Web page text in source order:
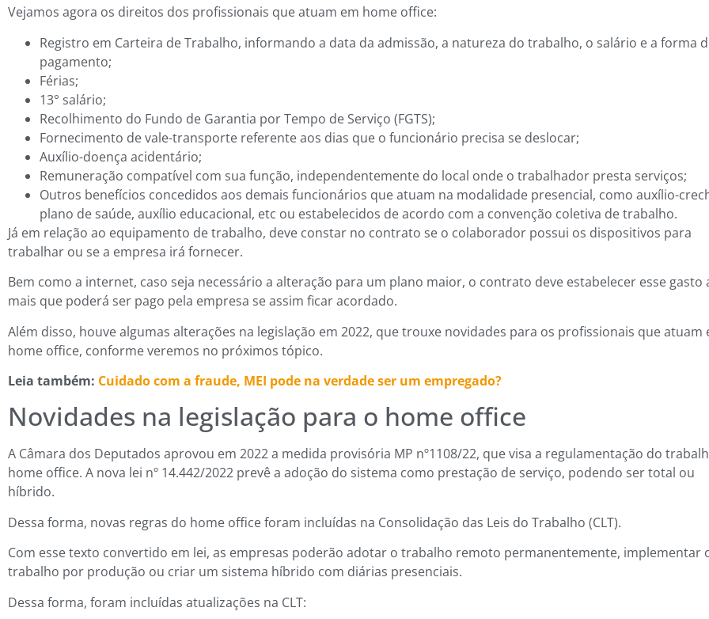
Vejamos agora os direitos dos profissionais que atuam em home office:
Registro em Carteira de Trabalho, informando a data da admissão, a natureza do trabalho, o salário e a forma
pagamento;
Férias;
13° salário;
Recolhimento do Fundo de Garantia por Tempo de Serviço (FGTS);
Fornecimento de vale-transporte referente aos dias que o funcionário precisa se deslocar;
Auxílio-doença acidentário;
Remuneração compatível com sua função, independentemente do local onde o trabalhador presta serviços;
Outros benefícios concedidos aos demais funcionários que atuam na modalidade presencial, como auxílio-
plano de saúde, auxílio educacional, etc ou estabelecidos de acordo com a convenção coletiva de trabalho.
Já em relação ao equipamento de trabalho, deve constar no contrato se o colaborador possui os dispositivos para
trabalhar ou se a empresa irá fornecer.
Bem como a internet, caso seja necessário a alteração para um plano maior, o contrato deve estabelecer esse gasto
mais que poderá ser pago pela empresa se assim ficar acordado.
Além disso, houve algumas alterações na legislação em 2022, que trouxe novidades para os profissionais que atuam
home office, conforme veremos no próximos tópico.
Leia também: Cuidado com a fraude, MEI pode na verdade ser um empregado?
Novidades na legislação para o home office
A Câmara dos Deputados aprovou em 2022 a medida provisória MP nº1108/22, que visa a regulamentação do
home office. A nova lei nº 14.442/2022 prevê a adoção do sistema como prestação de serviço, podendo ser total ou
híbrido.
Dessa forma, novas regras do home office foram incluídas na Consolidação das Leis do Trabalho (CLT).
Com esse texto convertido em lei, as empresas poderão adotar o trabalho remoto permanentemente, implementar
trabalho por produção ou criar um sistema híbrido com diárias presenciais.
Dessa forma, foram incluídas atualizações na CLT: